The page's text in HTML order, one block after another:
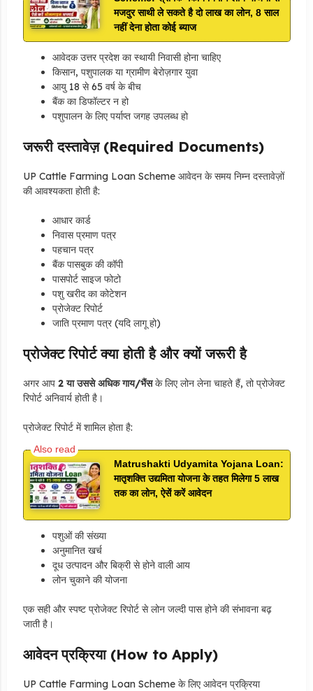
मजदुर साथी ले सकते है दो लाख का लोन, 8 साल
नहीं देना होता कोई ब्याज
आवेदक उत्तर प्रदेश का स्थायी निवासी होना चाहिए
किसान, पशुपालक या ग्रामीण बेरोज़गार युवा
आयु 18 से 65 वर्ष के बीच
बैंक का डिफॉल्टर न हो
पशुपालन के लिए पर्याप्त जगह उपलब्ध हो
जरूरी दस्तावेज़ (Required Documents)
UP Cattle Farming Loan Scheme आवेदन के समय निम्न दस्तावेज़ों
की आवश्यकता होती है:
आधार कार्ड
निवास प्रमाण पत्र
पहचान पत्र
बैंक पासबुक की कॉपी
पासपोर्ट साइज फोटो
पशु खरीद का कोटेशन
प्रोजेक्ट रिपोर्ट
जाति प्रमाण पत्र (यदि लागू हो)
प्रोजेक्ट रिपोर्ट क्या होती है और क्यों जरूरी है
अगर आप 2 या उससे अधिक गाय/भैंसके लिए लोन लेना चाहते हैं, तो प्रोजेक्ट
रिपोर्ट अनिवार्य होती है।
प्रोजेक्ट रिपोर्ट में शामिल होता है:
Matrushakti Udyamita Yojana Loan:
मातृशक्ति उद्यमिता योजना के तहत मिलेगा 5 लाख
तक का लोन, ऐसें करें आवेदन
पशुओं की संख्या
अनुमानित खर्च
दूध उत्पादन और बिक्री से होने वाली आय
लोन चुकाने की योजना
एक सही और स्पष्ट प्रोजेक्ट रिपोर्ट से लोन जल्दी पास होने की संभावना बढ़
जाती है।
आवेदन प्रक्रिया (How to Apply)
UP Cattle Farming Loan Scheme के लिए आवेदन प्रक्रिया